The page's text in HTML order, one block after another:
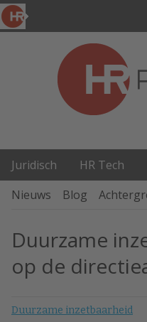
Juridisch HR Tech
Nieuws
Blog
Duurzame
op de
Duurzame inzetbaarheid